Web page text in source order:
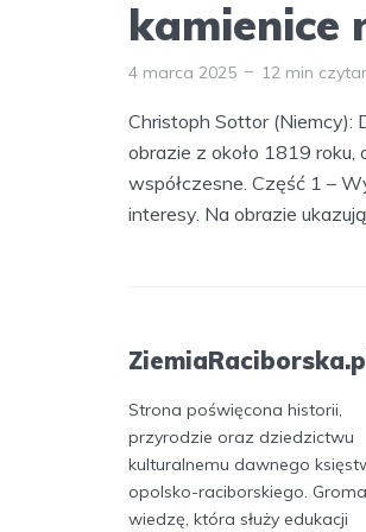
kamienice
4 marca 2025 12 min
Christoph Sottor (Niemcy):
obrazie z około 1819
współczesne. Część 1 –
interesy. Na obrazie
Strona poświęcona historii,
przyrodzie oraz dziedzictwu
kulturalnemu dawnego
opolsko-raciborskiego.
wiedzę, która służy edukacji